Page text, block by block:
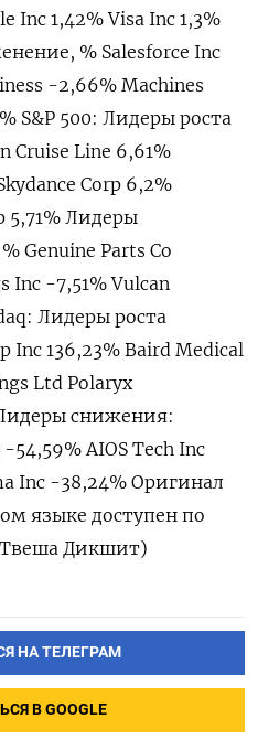
Inc 1,42% Visa Inc 1,3%
% Salesforce ​Inc
-‌2,66% Machines
S&​P 500: Лидеры роста
Cruise Line 6,61%
Corp 6,2%
5,71% Лидеры
Genuine Parts Co
Inc -7,51% Vulcan
Лидеры роста
Inc 136,23% Baird ⁠Medical
Ltd Polaryx
снижения:
AIOS Tech Inc
Inc -38,24% Оригинал
​языке доступен по
Твеша Дикшит)
НА ТЕЛЕГРАМ
В GOOGLE